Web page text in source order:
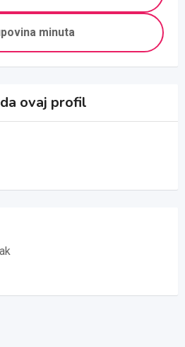
minuta
ovaj profil